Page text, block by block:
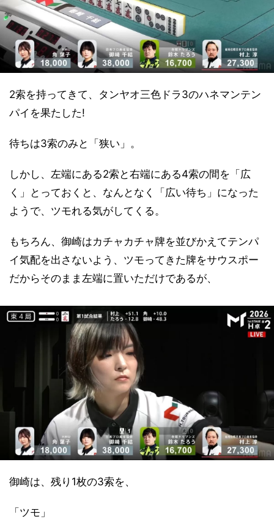
2索を持ってきて、タンヤオ三色ドラ3のハネマンテン
パイを果たした!
待ちは3索のみと「狭い」。
しかし、左端にある2索と右端にある4索の間を「広
く」とっておくと、なんとなく「広い待ち」になった
ようで、ツモれる気がしてくる。
もちろん、御崎はカチャカチャ牌を並びかえてテンパ
イ気配を出さないよう、ツモってきた牌をサウスポー
だからそのまま左端に置いただけであるが、
御崎は、残り1枚の3索を、
「ツモ」